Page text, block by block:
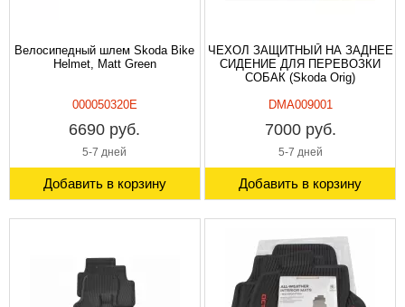
Велосипедный шлем Skoda Bike
Helmet, Matt Green
000050320E
6690 руб.
5-7 дней
Добавить в корзину
ЧЕХОЛ ЗАЩИТНЫЙ НА ЗАДНЕЕ
СИДЕНИЕ ДЛЯ ПЕРЕВОЗКИ
СОБАК (Skoda Orig)
DMA009001
7000 руб.
5-7 дней
Добавить в корзину